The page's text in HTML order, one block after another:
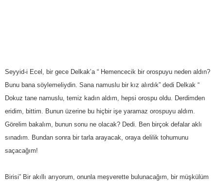
Seyyid-i Ecel, bir gece Delkak’a “ Hemencecik bir orospuyu neden aldın?
Bunu bana söylemeliydin. Sana namuslu bir kız alırdık” dedi Delkak “
Dokuz tane namuslu, temiz kadın aldım, hepsi orospu oldu. Derdimden
eridim, bittim. Bunun üzerine bu hiçbir işe yaramaz orospuyu aldım.
Görelim bakalım, bunun sonu ne olacak? Dedi. Ben birçok defalar aklı
sınadım. Bundan sonra bir tarla arayacak, oraya delilik tohumunu
saçacağım!
Birisi” Bir akıllı arıyorum, onunla meşverette bulunacağım, bir müşkülüm